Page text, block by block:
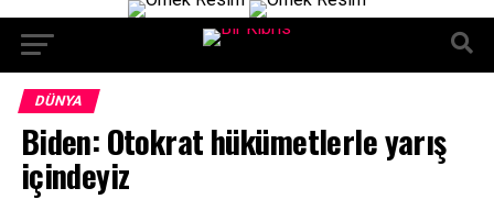
DÜNYA
Biden: Otokrat hükümetlerle yarış
içindeyiz